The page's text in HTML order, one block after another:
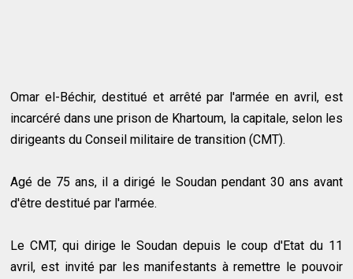
Omar el-Béchir, destitué et arrêté par l'armée en avril, est
incarcéré dans une prison de Khartoum, la capitale, selon les
dirigeants du Conseil militaire de transition (CMT).
Agé de 75 ans, il a dirigé le Soudan pendant 30 ans avant
d'être destitué par l'armée.
Le CMT, qui dirige le Soudan depuis le coup d'Etat du 11
avril, est invité par les manifestants à remettre le pouvoir